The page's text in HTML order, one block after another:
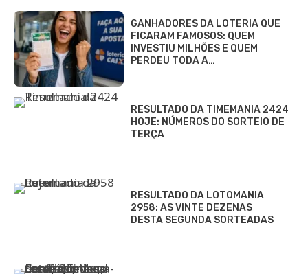
GANHADORES DA LOTERIA QUE
FICARAM FAMOSOS: QUEM
INVESTIU MILHÕES E QUEM
PERDEU TODA A…
RESULTADO DA TIMEMANIA 2424
HOJE: NÚMEROS DO SORTEIO DE
TERÇA
RESULTADO DA LOTOMANIA
2958: AS VINTE DEZENAS
DESTA SEGUNDA SORTEADAS